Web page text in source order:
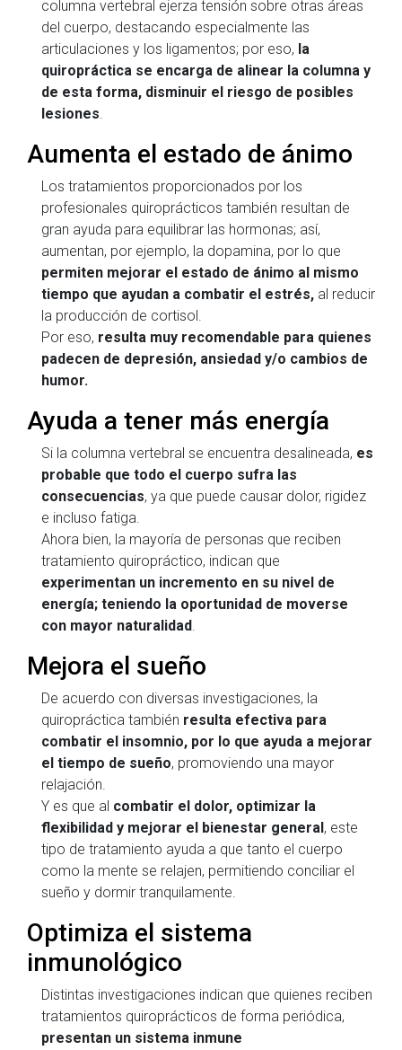
columna vertebral ejerza tensión sobre otras áreas
del cuerpo, destacando especialmente las
articulaciones y los ligamentos; por eso, la
quiropráctica se encarga de alinear la columna y
de esta forma, disminuir el riesgo de posibles
lesiones.
Aumenta el estado de ánimo
Los tratamientos proporcionados por los
profesionales quiroprácticos también resultan de
gran ayuda para equilibrar las hormonas; así,
aumentan, por ejemplo, la dopamina, por lo que
permiten mejorar el estado de ánimo al mismo
tiempo que ayudan a combatir el estrés, al reducir
la producción de cortisol.
Por eso, resulta muy recomendable para quienes
padecen de depresión, ansiedad y/o cambios de
humor.
Ayuda a tener más energía
Si la columna vertebral se encuentra desalineada, es
probable que todo el cuerpo sufra las
consecuencias, ya que puede causar dolor, rigidez
e incluso fatiga.
Ahora bien, la mayoría de personas que reciben
tratamiento quiropráctico, indican que
experimentan un incremento en su nivel de
energía; teniendo la oportunidad de moverse
con mayor naturalidad.
Mejora el sueño
De acuerdo con diversas investigaciones, la
quiropráctica también resulta efectiva para
combatir el insomnio, por lo que ayuda a mejorar
el tiempo de sueño, promoviendo una mayor
relajación.
Y es que al combatir el dolor, optimizar la
flexibilidad y mejorar el bienestar general, este
tipo de tratamiento ayuda a que tanto el cuerpo
como la mente se relajen, permitiendo conciliar el
sueño y dormir tranquilamente.
Optimiza el sistema
inmunológico
Distintas investigaciones indican que quienes reciben
tratamientos quiroprácticos de forma periódica,
presentan un sistema inmune